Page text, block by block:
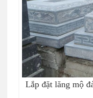
Lắp đặt lăng mộ